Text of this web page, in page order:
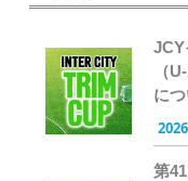
JCY
（
に
第